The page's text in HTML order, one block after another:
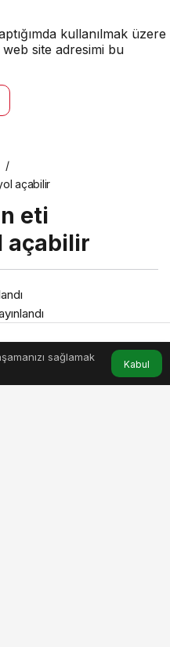
kullanılmak üzere
web site adresimi bu
açabilir
eti
açabilir
sağlamak
Kabul
Hesabım